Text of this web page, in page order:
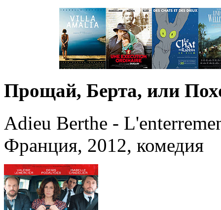
Прощай, Берта, или
Adieu Berthe -
Франция, 2012, комедия